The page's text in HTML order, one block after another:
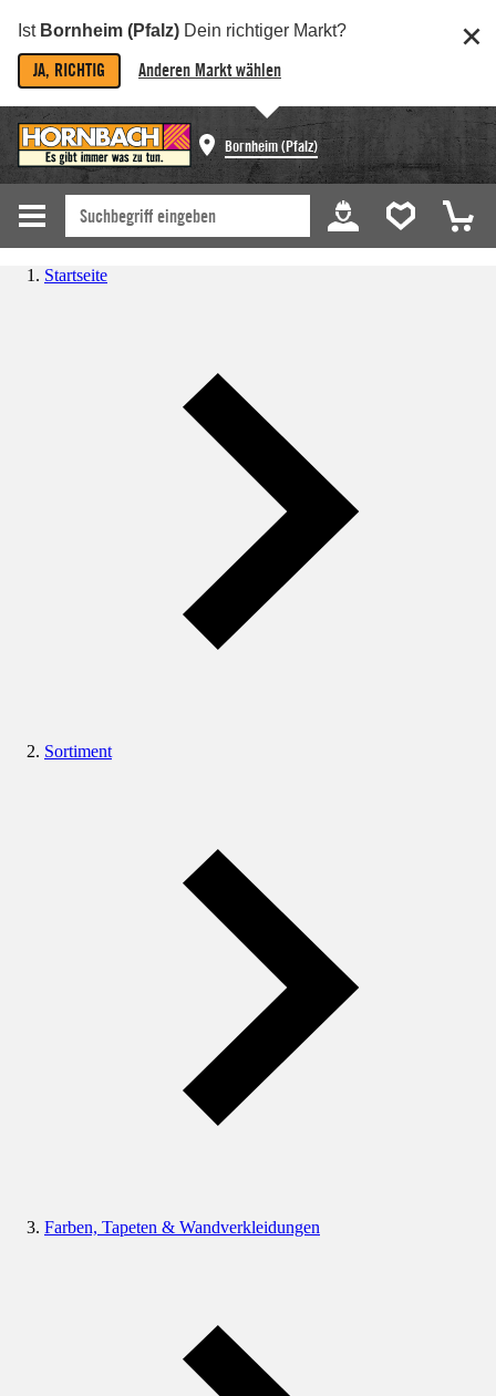
Ist Bornheim (Pfalz) Dein richtiger Markt?
JA, RICHTIG Anderen Markt wählen
Bornheim (Pfalz)
Startseite
Sortiment
Farben, Tapeten & Wandverkleidungen